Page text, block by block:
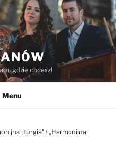
gdzie chcesz!
Menu
liturgia"/ „Harmonijna